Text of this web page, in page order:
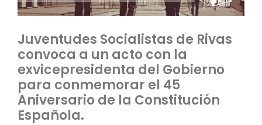
Juventudes Socialistas de Rivas
convoca a un acto con la
exvicepresidenta del Gobierno
para conmemorar el 45
Aniversario de la Constitución
Española.